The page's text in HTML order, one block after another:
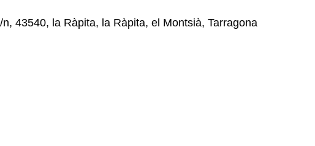
43540, la Ràpita, la Ràpita, el Montsià, Tarragona